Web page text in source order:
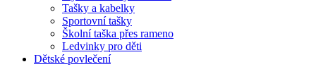
Tašky a kabelky
Sportovní tašky
Školní taška přes rameno
Ledvinky pro děti
Dětské povlečení